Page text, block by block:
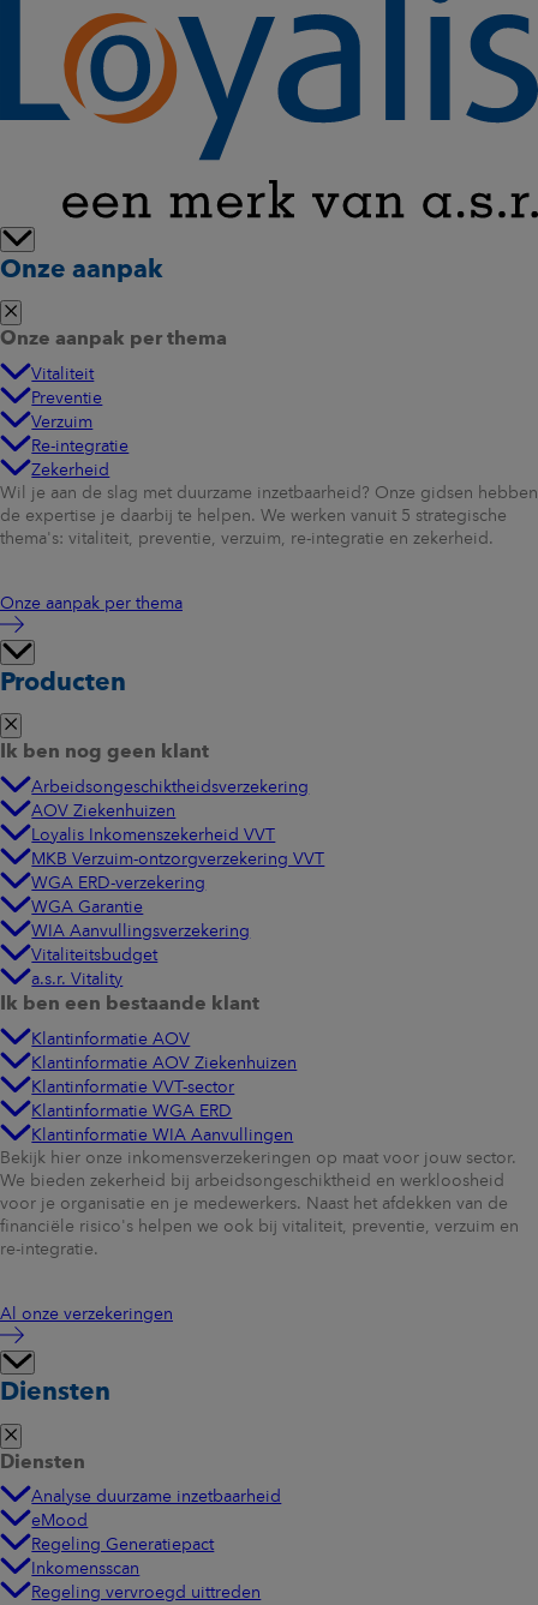
Onze aanpak
Onze aanpak per thema
Vitaliteit
Preventie
Verzuim
Re-integratie
Zekerheid
Wil je aan de slag met duurzame inzetbaarheid? Onze gidsen hebben
de expertise je daarbij te helpen. We werken vanuit 5 strategische
thema's: vitaliteit, preventie, verzuim, re-integratie en zekerheid.
Onze aanpak per thema
Producten
Ik ben nog geen klant
Arbeidsongeschiktheidsverzekering
AOV Ziekenhuizen
Loyalis Inkomenszekerheid VVT
MKB Verzuim-ontzorgverzekering VVT
WGA ERD-verzekering
WGA Garantie
WIA Aanvullingsverzekering
Vitaliteitsbudget
a.s.r. Vitality
Ik ben een bestaande klant
Klantinformatie AOV
Klantinformatie AOV Ziekenhuizen
Klantinformatie VVT-sector
Klantinformatie WGA ERD
Klantinformatie WIA Aanvullingen
Bekijk hier onze inkomensverzekeringen op maat voor jouw sector.
We bieden zekerheid bij arbeidsongeschiktheid en werkloosheid
voor je organisatie en je medewerkers. Naast het afdekken van de
financiële risico's helpen we ook bij vitaliteit, preventie, verzuim en
re-integratie.
Al onze verzekeringen
Diensten
Diensten
Analyse duurzame inzetbaarheid
eMood
Regeling Generatiepact
Inkomensscan
Regeling vervroegd uittreden